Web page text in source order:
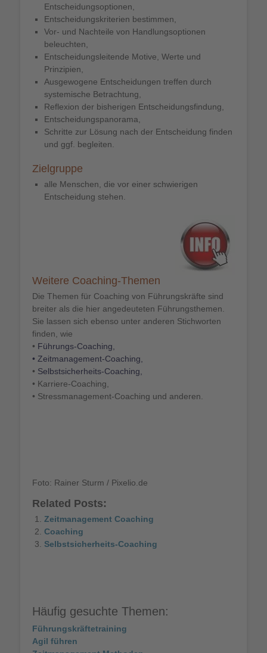
Entscheidungsoptionen,
Entscheidungskriterien bestimmen,
Vor- und Nachteile von Handlungsoptionen
beleuchten,
Entscheidungsleitende Motive, Werte und
Prinzipien,
Ausgewogene Entscheidungen treffen durch
systemische Betrachtung,
Reflexion der bisherigen Entscheidungsfindung,
Entscheidungspanorama,
Schritte zur Lösung nach der Entscheidung finden
und ggf. begleiten.
Zielgruppe
alle Menschen, die vor einer schwierigen
Entscheidung stehen.
Weitere Coaching-Themen
Die Themen für Coaching von Führungskräfte sind
breiter als die hier angedeuteten Führungsthemen.
Sie lassen sich ebenso unter anderen Stichworten
finden, wie
• Führungs-Coaching,
• Zeitmanagement-Coaching,
• Selbstsicherheits-Coaching,
• Karriere-Coaching,
• Stressmanagement-Coaching und anderen.
Foto: Rainer Sturm / Pixelio.de
Related Posts:
Zeitmanagement Coaching
Coaching
Selbstsicherheits-Coaching
Häufig gesuchte Themen:
Führungskräftetraining
Agil führen